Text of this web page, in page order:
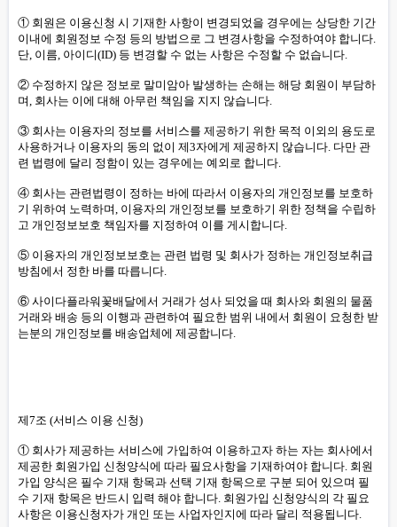
① 회원은 이용신청 시 기재한 사항이 변경되었을 경우에는 상당한 기간
이내에 회원정보 수정 등의 방법으로 그 변경사항을 수정하여야 합니다.
단, 이름, 아이디(ID) 등 변경할 수 없는 사항은 수정할 수 없습니다.
② 수정하지 않은 정보로 말미암아 발생하는 손해는 해당 회원이 부담하
며, 회사는 이에 대해 아무런 책임을 지지 않습니다.
③ 회사는 이용자의 정보를 서비스를 제공하기 위한 목적 이외의 용도로
사용하거나 이용자의 동의 없이 제3자에게 제공하지 않습니다. 다만 관
련 법령에 달리 정함이 있는 경우에는 예외로 합니다.
④ 회사는 관련법령이 정하는 바에 따라서 이용자의 개인정보를 보호하
기 위하여 노력하며, 이용자의 개인정보를 보호하기 위한 정책을 수립하
고 개인정보보호 책임자를 지정하여 이를 게시합니다.
⑤ 이용자의 개인정보보호는 관련 법령 및 회사가 정하는 개인정보취급
방침에서 정한 바를 따릅니다.
⑥ 사이다플라워꽃배달에서 거래가 성사 되었을 때 회사와 회원의 물품
거래와 배송 등의 이행과 관련하여 필요한 범위 내에서 회원이 요청한 받
는분의 개인정보를 배송업체에 제공합니다.
제7조 (서비스 이용 신청)
① 회사가 제공하는 서비스에 가입하여 이용하고자 하는 자는 회사에서
제공한 회원가입 신청양식에 따라 필요사항을 기재하여야 합니다. 회원
가입 양식은 필수 기재 항목과 선택 기재 항목으로 구분 되어 있으며 필
수 기재 항목은 반드시 입력 해야 합니다. 회원가입 신청양식의 각 필요
사항은 이용신청자가 개인 또는 사업자인지에 따라 달리 적용됩니다.